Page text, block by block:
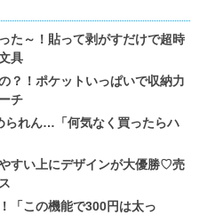
た～！貼って剥がすだけで超時
具
？！ポケットいっぱいで収納力
チ
られん…「何気なく買ったらハ
すい上にデザインが大優勝♡売
「この機能で300円は太っ